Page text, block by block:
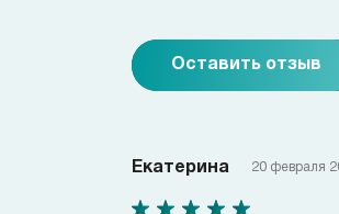
Оставить отзыв
Екатерина 20 февраля